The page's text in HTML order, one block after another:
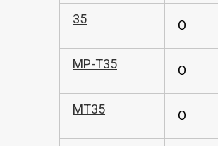
35 O
MP-T35 O
MT35 O